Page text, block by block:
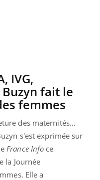
IVG,
fait le
femmes
des maternités…
s'est exprimée sur
France Info ce
la Journée
Elle a